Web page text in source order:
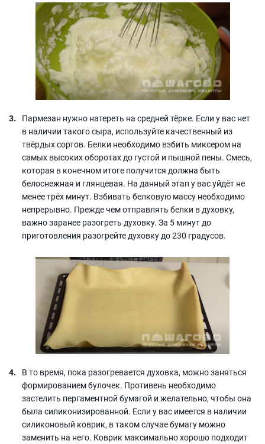
Пармезан нужно натереть на средней тёрке. Если у вас нет
в наличии такого сыра, используйте качественный из
твёрдых сортов. Белки необходимо взбить миксером на
самых высоких оборотах до густой и пышной пены. Смесь,
которая в конечном итоге получится должна быть
белоснежная и глянцевая. На данный этап у вас уйдёт не
менее трёх минут. Взбивать белковую массу необходимо
непрерывно. Прежде чем отправлять белки в духовку,
важно заранее разогреть духовку. За 5 минут до
приготовления разогрейте духовку до 230 градусов.
В то время, пока разогревается духовка, можно заняться
формированием булочек. Противень необходимо
застелить пергаментной бумагой и желательно, чтобы она
была силиконизированной. Если у вас имеется в наличии
силиконовый коврик, в таком случае бумагу можно
заменить на него. Коврик максимально хорошо подходит